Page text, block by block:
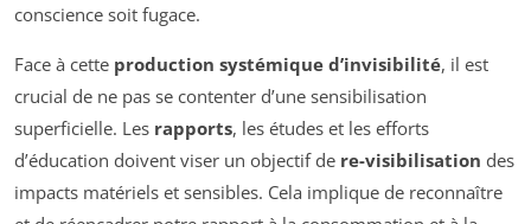
conscience soit fugace.
Face à cette production systémique d’invisibilité, il est
crucial de ne pas se contenter d’une sensibilisation
superficielle. Les rapports, les études et les efforts
d’éducation doivent viser un objectif de re-visibilisation des
impacts matériels et sensibles. Cela implique de reconnaître